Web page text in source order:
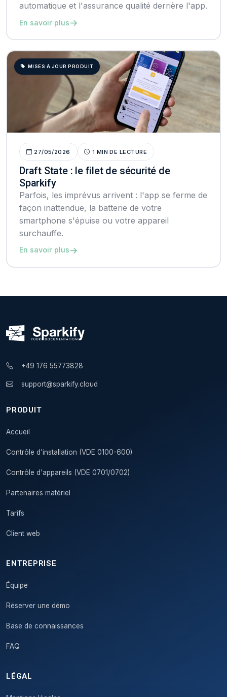
automatique et l'assurance qualité derrière l'app.
En savoir plus→
MISES À JOUR PRODUIT
27/05/2026 1 MIN DE LECTURE
Draft State : le filet de sécurité de
Sparkify
Parfois, les imprévus arrivent : l'app se ferme de
façon inattendue, la batterie de votre
smartphone s'épuise ou votre appareil
surchauffe.
En savoir plus→
+49 176 55773828
support@sparkify.cloud
PRODUIT
Accueil
Contrôle d'installation (VDE 0100-600)
Contrôle d'appareils (VDE 0701/0702)
Partenaires matériel
Tarifs
Client web
ENTREPRISE
Équipe
Réserver une démo
Base de connaissances
FAQ
LÉGAL